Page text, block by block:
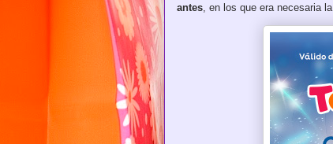
antes , en los que era necesaria la